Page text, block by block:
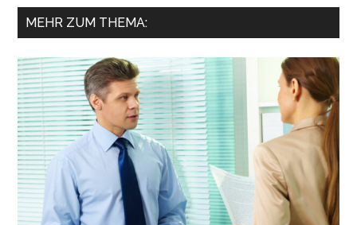
Definition,
Synonyme)
MEHR ZUM THEMA: